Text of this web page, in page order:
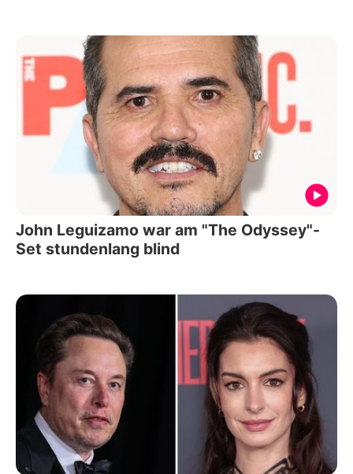
John Leguizamo war am "The Odyssey"-
Set stundenlang blind